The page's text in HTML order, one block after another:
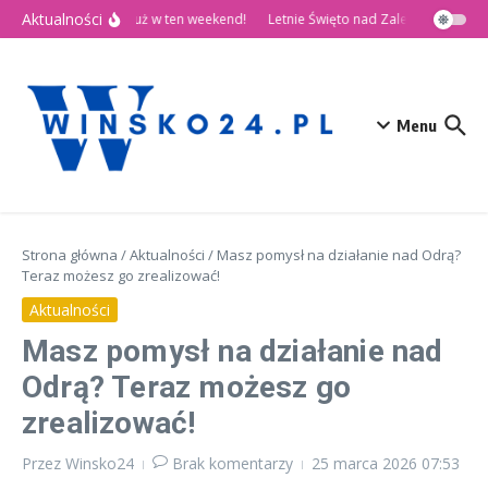
Przejdź do treści
Aktualności
🎉 Dni Wińska 2026 już w ten weekend! Letnie Święto nad Zalewem Słup
Menu
Strona główna /Aktualności / Masz pomysł na działanie nad Odrą?
Teraz możesz go zrealizować!
Aktualności
Masz pomysł na działanie nad
Odrą? Teraz możesz go
zrealizować!
Przez Winsko24 Brak komentarzy 25 marca 2026 07:53